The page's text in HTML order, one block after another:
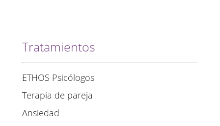
Tratamientos
ETHOS Psicólogos
Terapia de pareja
Ansiedad